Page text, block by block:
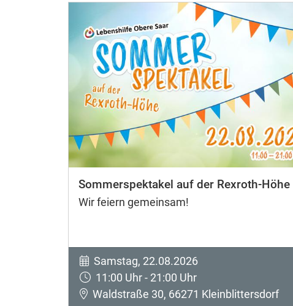
Sommerspektakel auf der Rexroth-Höhe
Wir feiern gemeinsam!
Samstag, 22.08.2026
11:00 Uhr - 21:00 Uhr
Waldstraße 30, 66271 Kleinblittersdorf